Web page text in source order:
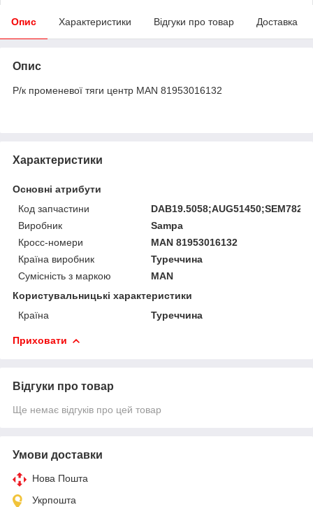
Опис Характеристики Відгуки про товар Доставка
Опис
Р/к променевої тяги центр MAN 81953016132
Характеристики
Основні атрибути
Код запчастини
Виробник
Sampa
Кросс-номери
MAN 81953016132
Країна виробник
Туреччина
Сумісність з маркою
MAN
Користувальницькі характеристики
Країна
Туреччина
Приховати
Відгуки про товар
Ще немає відгуків про цей товар
Умови доставки
Нова Пошта
Укрпошта